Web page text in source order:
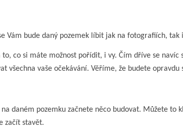
Vám bude daný pozemek líbit jak na fotografiích,
co si máte možnost pořídit, i vy. Čím dříve se
všechna vaše očekávání. Věříme, že budete opravdu
na daném pozemku začnete něco budovat. Můžete
začít stavět.